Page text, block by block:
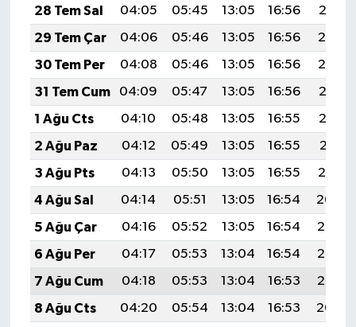
28 Tem Sal
04:05 05:45 13:05 16:56
20:15
29 Tem Çar
04:06 05:46 13:05 16:56
20:14
30 Tem Per
04:08 05:46 13:05 16:56
20:14
31 Tem Cum
04:09 05:47 13:05 16:56
20:13
1 Ağu Cts
04:10 05:48 13:05 16:55
20:12
2 Ağu Paz
04:12 05:49 13:05 16:55
20:11
3 Ağu Pts
04:13 05:50 13:05 16:55
20:10
4 Ağu Sal
04:14 05:51 13:05 16:54
20:09
5 Ağu Çar
04:16 05:52 13:05 16:54
20:08
6 Ağu Per
04:17 05:53 13:04 16:54
20:06
7 Ağu Cum
04:18 05:53 13:04 16:53
20:05
8 Ağu Cts
04:20 05:54 13:04 16:53
20:04
Siyaset
Spor
Tavşanlı
Teknoloji
Türkiye
Video Galeri
Yaşam
Yemek Tarifleri